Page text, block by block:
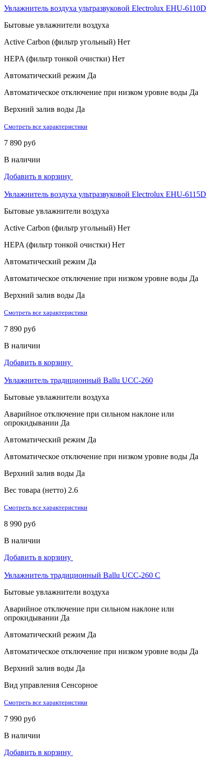
Увлажнитель воздуха ультразвуковой Electrolux EHU-6110D
Бытовые увлажнители воздуха
Active Carbon (фильтр угольный) Нет
HEPA (фильтр тонкой очистки) Нет
Автоматический режим Да
Автоматическое отключение при низком уровне воды Да
Верхний залив воды Да
Смотреть все характеристики
7 890 руб
В наличии
Добавить в корзину
Увлажнитель воздуха ультразвуковой Electrolux EHU-6115D
Бытовые увлажнители воздуха
Active Carbon (фильтр угольный) Нет
HEPA (фильтр тонкой очистки) Нет
Автоматический режим Да
Автоматическое отключение при низком уровне воды Да
Верхний залив воды Да
Смотреть все характеристики
7 890 руб
В наличии
Добавить в корзину
Увлажнитель традиционный Ballu UCC-260
Бытовые увлажнители воздуха
Аварийное отключение при сильном наклоне или
опрокидывании Да
Автоматический режим Да
Автоматическое отключение при низком уровне воды Да
Верхний залив воды Да
Вес товара (нетто) 2.6
Смотреть все характеристики
8 990 руб
В наличии
Добавить в корзину
Увлажнитель традиционный Ballu UCC-260 C
Бытовые увлажнители воздуха
Аварийное отключение при сильном наклоне или
опрокидывании Да
Автоматический режим Да
Автоматическое отключение при низком уровне воды Да
Верхний залив воды Да
Вид управления Сенсорное
Смотреть все характеристики
7 990 руб
В наличии
Добавить в корзину